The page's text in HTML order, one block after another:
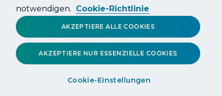
notwendigen. Cookie-Richtlinie
Cookie-Einstellungen
AKZEPTIERE NUR ESSENZIELLE COOKIES
AKZEPTIERE ALLE COOKIES